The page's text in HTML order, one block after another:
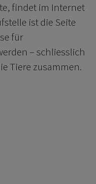
findet im Internet
ist die Seite
für
– schliesslich
Tiere zusammen.